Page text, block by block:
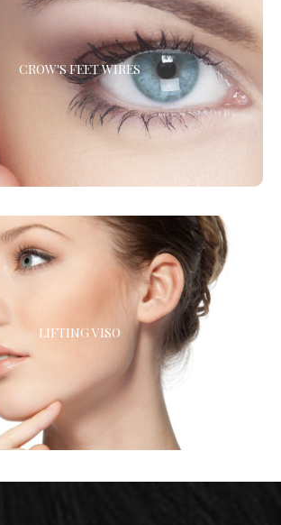
CROW'S FEET WIRES
CROW'S FEET WIRES
viene praticata con il cav cell intra plus, una
attrezzatura per la soft-liposcultura.
LIFTING VISO
del viso, per ridare armonia, tonicità
ai contorni del volto